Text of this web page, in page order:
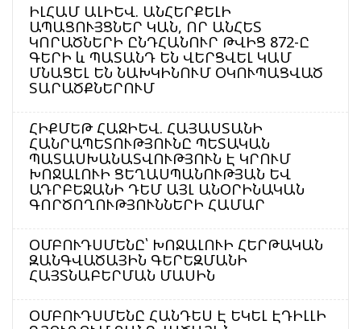
ԻԼՀԱՄ ԱԼԻԵՎ. ԱՆՀԵՐՔԵԼԻ
ԱՊԱՑՈՒՅՑՆԵՐ ԿԱՆ, ՈՐ ԱՆՀԵՏ
ԿՈՐԱԾՆԵՐԻ ԸՆԴՀԱՆՈՒՐ ԹՎԻՑ 872-Ը
ԳԵՐԻ և ՊԱՏԱՆԴ ԵՆ ՎԵՐՑՎԵԼ ԿԱՄ
ՄՆԱՑԵԼ ԵՆ ՆԱԽԿԻՆՈՒՄ ՕԿՈՒՊԱՑՎԱԾ
ՏԱՐԱԾՔՆԵՐՈՒՄ
ՀԻՔՄԵԹ ՀԱՋԻԵՎ. ՀԱՅԱՍՏԱՆԻ
ՀԱՆՐԱՊԵՏՈՒԹՅՈՒՆԸ ՊԵՏԱԿԱՆ
ՊԱՏԱՍԽԱՆԱՏՎՈՒԹՅՈՒՆ Է ԿՐՈՒՄ
ԽՈՋԱԼՈՒԻ ՑԵՂԱՍՊԱՆՈՒԹՅԱՆ ԵՎ
ԱԴՐԲԵՋԱՆԻ ԴԵՄ ԱՅԼ ԱՆՕՐԻՆԱԿԱՆ
ԳՈՐԾՈՂՈՒԹՅՈՒՆՆԵՐԻ ՀԱՄԱՐ
ՕՄԲՈՒԴՍՄԵՆԸ՝ ԽՈՋԱԼՈՒԻ ՀԵՐԹԱԿԱՆ
ԶԱՆԳՎԱԾԱՅԻՆ ԳԵՐԵԶՄԱՆԻ
ՀԱՅՏՆԱԲԵՐՄԱՆ ՄԱՍԻՆ
ՕՄԲՈՒԴՍՄԵՆԸ ՀԱՆԴԵՍ Է ԵԿԵԼ ԷԴԻԼԼԻ